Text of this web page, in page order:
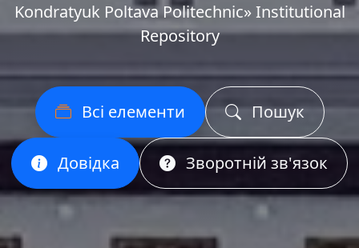
Kondratyuk Poltava Politechnic» Institutional
Repository
Всі елементи Пошук
Довідка Зворотній зв'язок